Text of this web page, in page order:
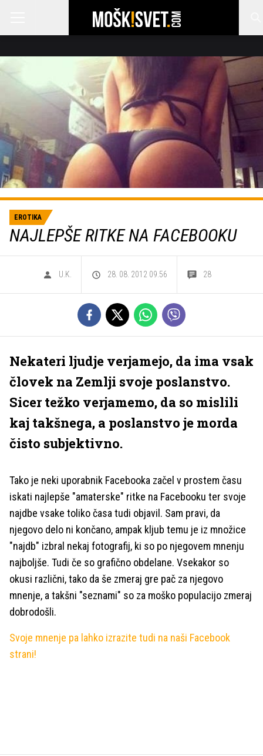
EROTIKA
NAJLEPŠE RITKE NA FACEBOOKU
U.K. 28. 08. 2012 09.56 28
Nekateri ljudje verjamejo, da ima vsak
človek na Zemlji svoje poslanstvo.
Sicer težko verjamemo, da so mislili
kaj takšnega, a poslanstvo je morda
čisto subjektivno.
Tako je neki uporabnik Facebooka začel v prostem času
iskati najlepše "amaterske" ritke na Facebooku ter svoje
najdbe vsake toliko časa tudi objavil. Sam pravi, da
njegovo delo ni končano, ampak kljub temu je iz množice
"najdb" izbral nekaj fotografij, ki so po njegovem mnenju
najboljše. Tudi če so grafično obdelane. Vsekakor so
okusi različni, tako da še zmeraj gre pač za njegovo
mnenje, a takšni "seznami" so za moško populacijo zmeraj
dobrodošli.
Svoje mnenje pa lahko izrazite tudi na naši Facebook
strani!